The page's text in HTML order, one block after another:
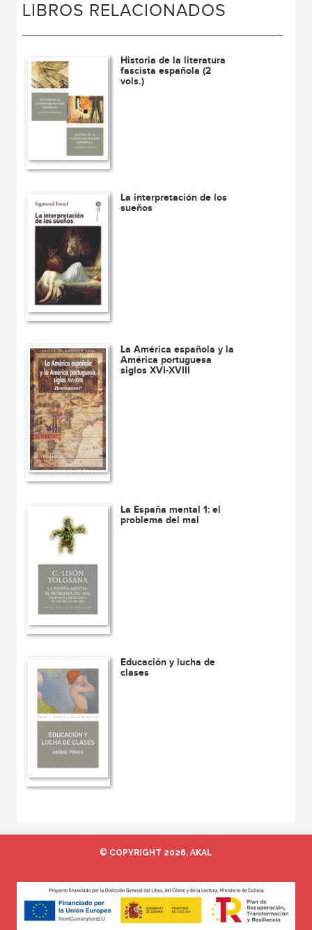
LIBROS RELACIONADOS
Historia de la literatura
fascista española (2
vols.)
La interpretación de los
sueños
La América española y la
América portuguesa
siglos XVI-XVIII
La España mental 1: el
problema del mal
Educación y lucha de
clases
© COPYRIGHT 2026, AKAL